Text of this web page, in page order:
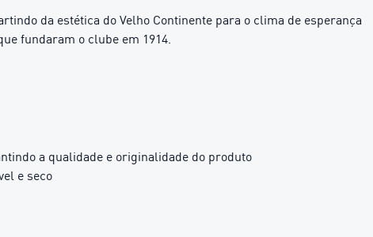
da estética do Velho Continente para o clima de esperança
fundaram o clube em 1914.
a qualidade e originalidade do produto
e seco